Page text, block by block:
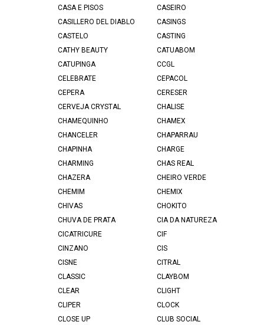
CASA E PISOS
CASEIRO
CASILLERO DEL DIABLO
CASINGS
CASTELO
CASTING
CATHY BEAUTY
CATUABOM
CATUPINGA
CCGL
CELEBRATE
CEPACOL
CEPERA
CERESER
CERVEJA CRYSTAL
CHALISE
CHAMEQUINHO
CHAMEX
CHANCELER
CHAPARRAU
CHAPINHA
CHARGE
CHARMING
CHAS REAL
CHAZERA
CHEIRO VERDE
CHEMIM
CHEMIX
CHIVAS
CHOKITO
CHUVA DE PRATA
CIA DA NATUREZA
CICATRICURE
CIF
CINZANO
CIS
CISNE
CITRAL
CLASSIC
CLAYBOM
CLEAR
CLIGHT
CLIPER
CLOCK
CLOSE UP
CLUB SOCIAL